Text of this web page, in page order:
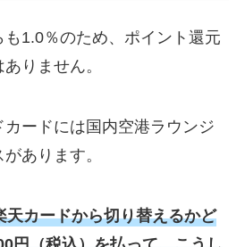
1.0％のため、ポイント還元
りません。
ードには国内空港ラウンジ
あります。
天カードから切り替えるかど